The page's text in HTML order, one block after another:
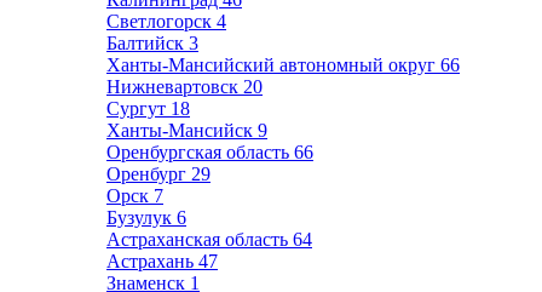
Светлогорск 4
Балтийск 3
Ханты-Мансийский автономный округ 66
Нижневартовск 20
Сургут 18
Ханты-Мансийск 9
Оренбургская область 66
Оренбург 29
Орск 7
Бузулук 6
Астраханская область 64
Астрахань 47
Знаменск 1